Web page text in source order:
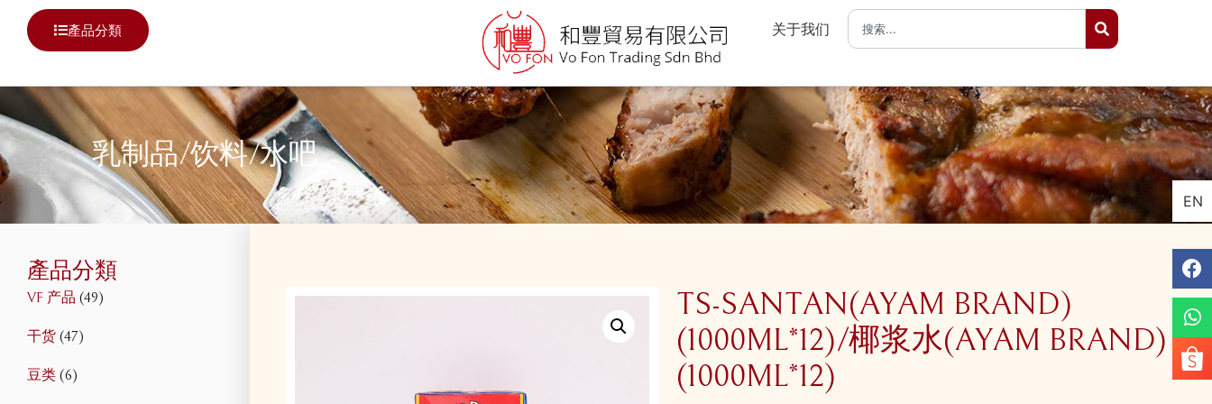
產品分類 关于我们
乳制品/饮料/水吧
產品分類
VF 产品 (49)
干货 (47)
豆类 (6)
TS-SANTAN(AYAM BRAND)
(1000ML*12)/椰浆水(AYAM BRAND)
(1000ML*12)
EN